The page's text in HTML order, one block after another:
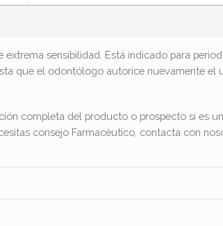
sensibilidad. Está indicado para
que el odontólogo autorice nuevamente el
completa del producto o prospecto si es
consejo Farmacéutico, contacta con